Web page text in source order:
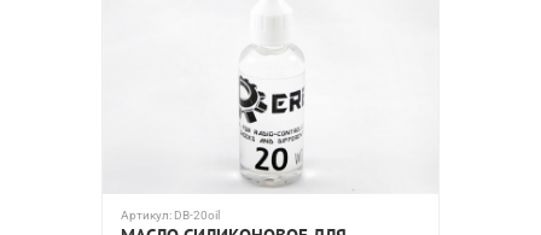
Артикул: DB-20oil